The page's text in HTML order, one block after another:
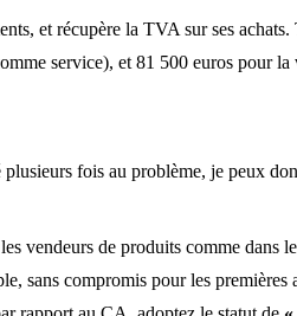
et récupère la TVA sur ses
service), et 81 500 euros pour
plusieurs fois au problème, je peux
vendeurs de produits comme dans
sans compromis pour les